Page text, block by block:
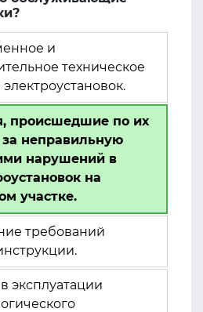
и
техническое
происшедшие по их
неправильную
нарушений в
на
участке.
требований
эксплуатации